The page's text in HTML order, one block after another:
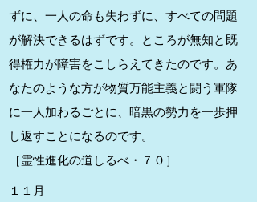
ずに、一人の命も失わずに、すべての問題
が解決できるはずです。ところが無知と既
得権力が障害をこしらえてきたのです。あ
なたのような方が物質万能主義と闘う軍隊
に一人加わるごとに、暗黒の勢力を一歩押
し返すことになるのです。
［霊性進化の道しるべ・７０］
１１ 月